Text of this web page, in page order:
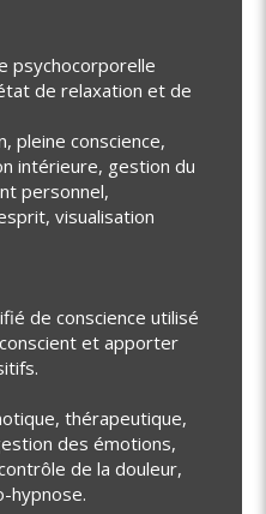
psychocorporelle
de relaxation et de
pleine conscience,
intérieure, gestion du
personnel,
visualisation
de conscience utilisé
et apporter
thérapeutique,
des émotions,
de la douleur,
hypnose.